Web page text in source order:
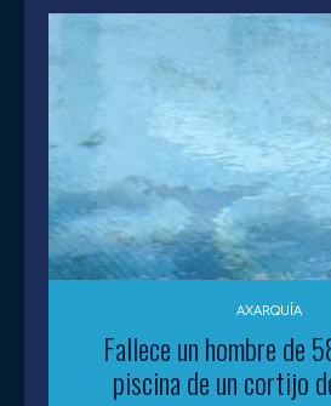
AXARQUÍA
Fallece un hombre de
piscina de un cortijo